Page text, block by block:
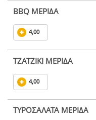
BBQ ΜΕΡΙΔΑ
4,00
ΤΖΑΤΖΙΚΙ ΜΕΡΙΔΑ
4,00
ΤΥΡΟΣΑΛΑΤΑ ΜΕΡΙΔΑ